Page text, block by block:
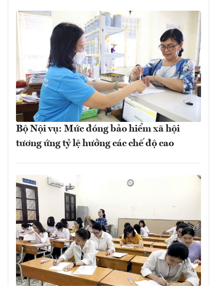
Bộ Nội vụ: Mức đóng bảo hiểm xã hội
tương ứng tỷ lệ hưởng các chế độ cao